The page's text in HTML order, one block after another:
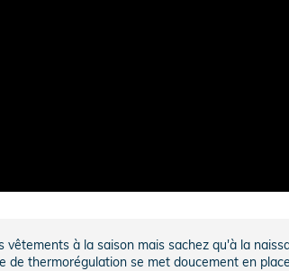
vêtements à la saison mais sachez qu'à la
thermorégulation se met doucement en place.